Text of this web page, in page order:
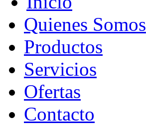
Quienes Somos
Productos
Servicios
Ofertas
Contacto